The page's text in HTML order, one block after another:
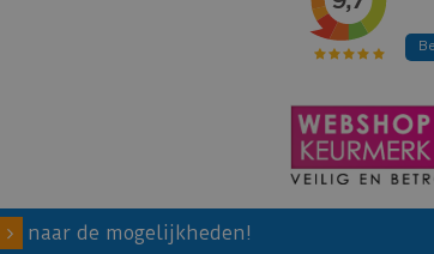
naar de mogelijkheden!